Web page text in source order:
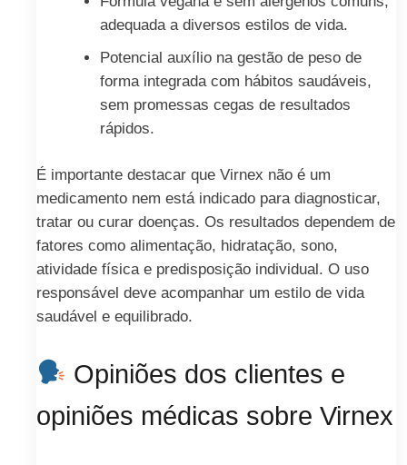
adequada a diversos estilos de vida.
Potencial auxílio na gestão de peso de
forma integrada com hábitos saudáveis,
sem promessas cegas de resultados
rápidos.
É importante destacar que Virnex não é um
medicamento nem está indicado para diagnosticar,
tratar ou curar doenças. Os resultados dependem de
fatores como alimentação, hidratação, sono,
atividade física e predisposição individual. O uso
responsável deve acompanhar um estilo de vida
saudável e equilibrado.
Opiniões dos clientes e
opiniões médicas sobre Virnex